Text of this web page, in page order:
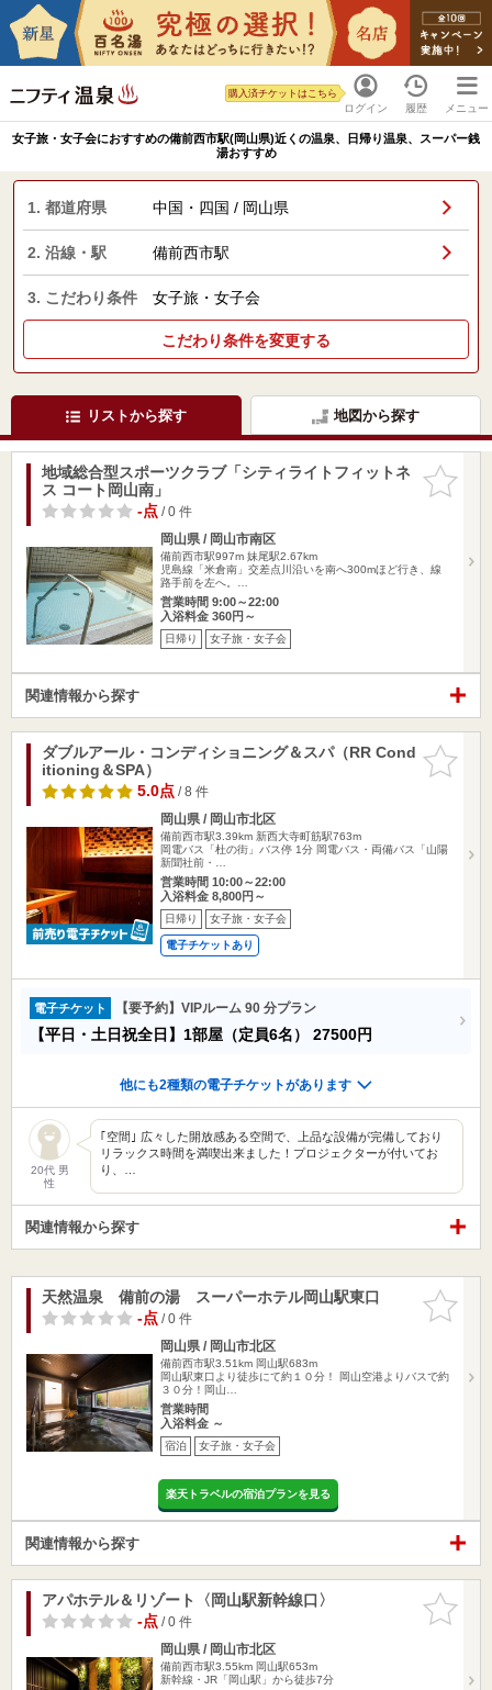
ログイン
購入済チケットはこちら
履歴 メニュー
女子旅・女子会におすすめの備前西市駅(岡山県)近くの温泉、日帰り温泉、スーパー銭
湯おすすめ
1. 都道府県 中国・四国 / 岡山県
2. 沿線・駅 備前西市駅
3. こだわり条件 女子旅・女子会
こだわり条件を変更する
リストから探す 地図から探す
お気に入
りに追加
地域総合型スポーツクラブ「シティライトフィットネ
ス コート岡山南」
-点/ 0 件
岡山県 / 岡山市南区
備前西市駅997m 妹尾駅2.67km
児島線「米倉南」交差点川沿いを南へ300mほど行き、線
路手前を左へ。…
営業時間 9:00～22:00
入浴料金 360円～
日帰り 女子旅・女子会
関連情報から探す
お気に入
りに追加
ダブルアール・コンディショニング＆スパ（RR Cond
itioning＆SPA）
5.0点/ 8 件
岡山県 / 岡山市北区
備前西市駅3.39km 新西大寺町筋駅763m
岡電バス「杜の街」バス停 1分 岡電バス・両備バス「山陽
新聞社前・…
営業時間 10:00～22:00
入浴料金 8,800円～
日帰り 女子旅・女子会
電子チケットあり
電子チケット 【要予約】VIPルーム 90 分プラン
【平日・土日祝全日】1部屋（定員6名） 27500円
他にも2種類の電子チケットがあります
20代 男
性
｢空間｣ 広々した開放感ある空間で、上品な設備が完備しており
リラックス時間を満喫出来ました！プロジェクターが付いてお
り、…
関連情報から探す
お気に入
りに追加
天然温泉 備前の湯 スーパーホテル岡山駅東口
-点/ 0 件
岡山県 / 岡山市北区
備前西市駅3.51km 岡山駅683m
岡山駅東口より徒歩にて約１０分！ 岡山空港よりバスで約
３０分！岡山…
営業時間
入浴料金 ～
宿泊 女子旅・女子会
楽天トラベルの宿泊プランを見る
関連情報から探す
お気に入
りに追加
アパホテル＆リゾート〈岡山駅新幹線口〉
-点/ 0 件
岡山県 / 岡山市北区
備前西市駅3.55km 岡山駅653m
新幹線・JR「岡山駅」から徒歩7分